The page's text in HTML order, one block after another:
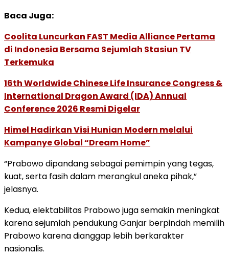
Baca Juga:
Coolita Luncurkan FAST Media Alliance Pertama
di Indonesia Bersama Sejumlah Stasiun TV
Terkemuka
16th Worldwide Chinese Life Insurance Congress &
International Dragon Award (IDA) Annual
Conference 2026 Resmi Digelar
Himel Hadirkan Visi Hunian Modern melalui
Kampanye Global “Dream Home”
“Prabowo dipandang sebagai pemimpin yang tegas,
kuat, serta fasih dalam merangkul aneka pihak,”
jelasnya.
Kedua, elektabilitas Prabowo juga semakin meningkat
karena sejumlah pendukung Ganjar berpindah memilih
Prabowo karena dianggap lebih berkarakter
nasionalis.